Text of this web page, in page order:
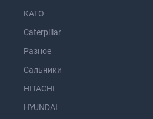
KATO
Caterpillar
Разное
Сальники
HITACHI
HYUNDAI